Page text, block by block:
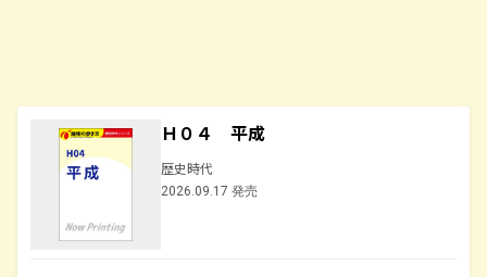
Ｈ０４ 平成
歴史時代
2026.09.17 発売